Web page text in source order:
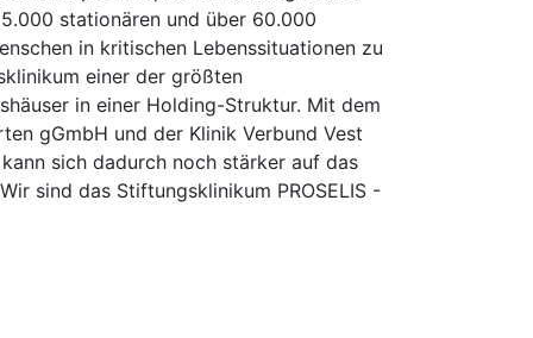
stationären und über 60.000
in kritischen Lebenssituationen zu
einer der größten
in einer Holding-Struktur. Mit dem
gGmbH und der Klinik Verbund Vest
sich dadurch noch stärker auf das
sind das Stiftungsklinikum PROSELIS -